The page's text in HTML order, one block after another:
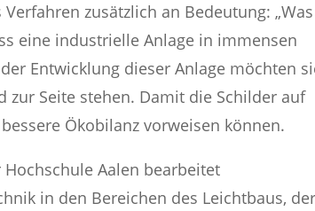
zusätzlich an Bedeutung: „Was
eine industrielle Anlage in immensen
Entwicklung dieser Anlage möchten
Seite stehen. Damit die Schilder auf
Ökobilanz vorweisen können.
Aalen bearbeitet
in den Bereichen des Leichtbaus, der